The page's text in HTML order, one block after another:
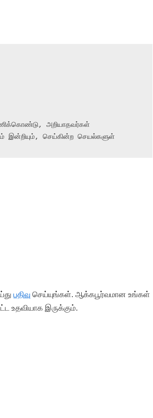
அறியாதவர்கள்
இன்றியும், செய்கின்ற செயல்களுள்
பதிவு செய்யுங்கள். ஆக்கபூர்வமான உங்கள்
உதவியாக இருக்கும்.